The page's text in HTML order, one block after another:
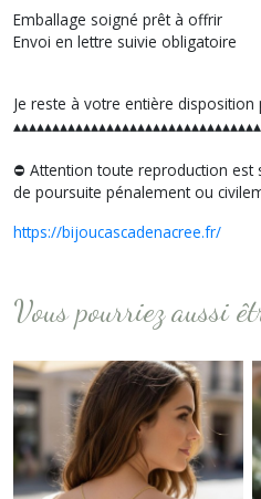
Emballage soigné prêt à offrir
Envoi en lettre suivie obligatoire
Je reste à votre entière
⛔️ Attention toute reproduction
de poursuite pénalement ou
https://bijoucascadenacree.fr/
Vous pourriez aussi